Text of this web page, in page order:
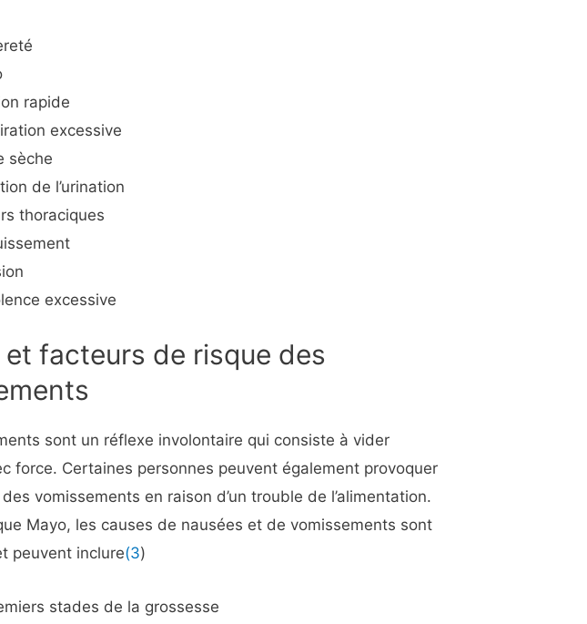
rapide
excessive
sèche
de l’urination
thoraciques
excessive
et facteurs de risque des
sont un réflexe involontaire qui consiste à vider
force. Certaines personnes peuvent également provoquer
vomissements en raison d’un trouble de l’alimentation.
Mayo, les causes de nausées et de vomissements sont
peuvent inclure(3)
stades de la grossesse